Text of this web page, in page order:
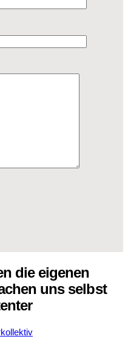
die eigenen
uns selbst